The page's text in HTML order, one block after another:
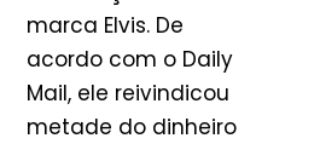
marca Elvis. De
acordo com o Daily
Mail, ele reivindicou
metade do dinheiro